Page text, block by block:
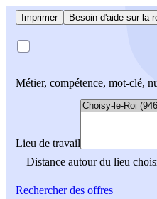
Imprimer Besoin d'aide sur la
Métier, compétence, mot-clé,
Lieu de travail
Distance autour du lieu
Rechercherdes offres